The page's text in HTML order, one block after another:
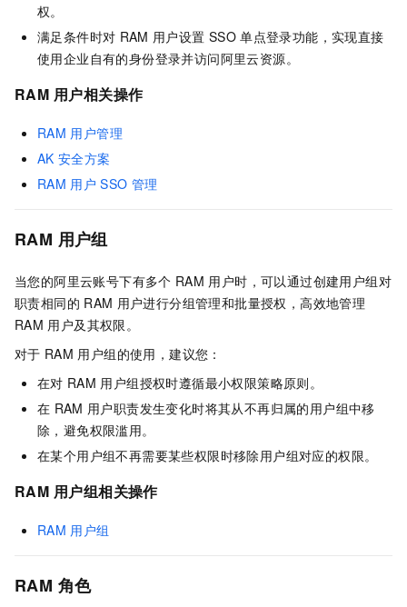
权。
满足条件时对 RAM 用户设置 SSO 单点登录功能，实现直接
使用企业自有的身份登录并访问阿里云资源。
RAM 用户相关操作
RAM 用户管理
AK 安全方案
RAM 用户 SSO 管理
RAM 用户组
当您的阿里云账号下有多个 RAM 用户时，可以通过创建用户组对
职责相同的 RAM 用户进行分组管理和批量授权，高效地管理
RAM 用户及其权限。
对于 RAM 用户组的使用，建议您：
在对 RAM 用户组授权时遵循最小权限策略原则。
在 RAM 用户职责发生变化时将其从不再归属的用户组中移
除，避免权限滥用。
在某个用户组不再需要某些权限时移除用户组对应的权限。
RAM 用户组相关操作
RAM 用户组
RAM 角色